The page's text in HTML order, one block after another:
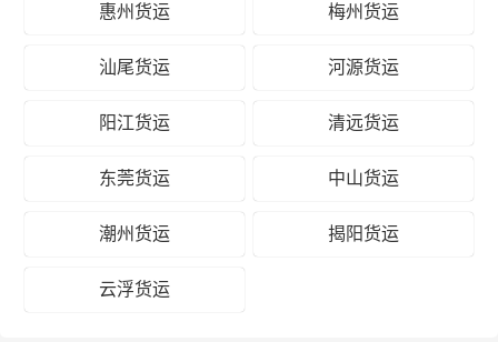
惠州货运 梅州货运
汕尾货运 河源货运
阳江货运 清远货运
东莞货运 中山货运
潮州货运 揭阳货运
云浮货运